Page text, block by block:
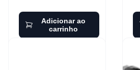
Adicionar ao
carrinho